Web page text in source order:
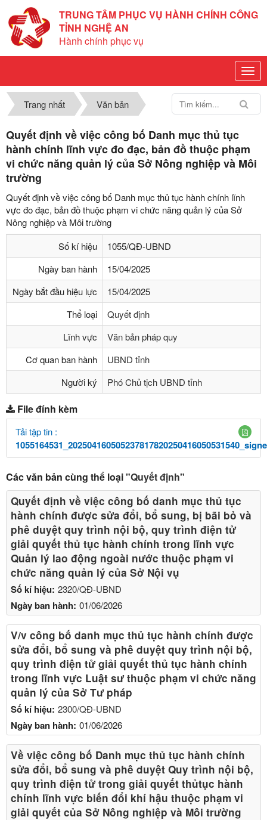
TRUNG TÂM PHỤC VỤ HÀNH CHÍNH CÔNG
TỈNH NGHỆ AN
Hành chính phục vụ
Trang nhất Văn bản
Quyết định về việc công bố Danh mục thủ tục
hành chính lĩnh vực đo đạc, bản đồ thuộc phạm
vi chức năng quản lý của Sở Nông nghiệp và Môi
trường
Quyết định về việc công bố Danh mục thủ tục hành chính lĩnh
vực đo đạc, bản đồ thuộc phạm vi chức năng quản lý của Sở
Nông nghiệp và Môi trường
Số kí hiệu
1055/QĐ-UBND
Ngày ban hành
15/04/2025
Ngày bắt đầu hiệu lực
15/04/2025
Thể loại
Quyết định
Lĩnh vực
Văn bản pháp quy
Cơ quan ban hành
UBND tỉnh
Người ký
Phó Chủ tịch UBND tỉnh
File đính kèm
Tải tập tin :
Các văn bản cùng thể loại"Quyết định"
Số kí hiệu: 2320/QĐ-UBND
Ngày ban hành: 01/06/2026
Quyết định về việc công bố danh mục thủ tục
hành chính được sửa đổi, bổ sung, bị bãi bỏ và
phê duyệt quy trình nội bộ, quy trình điện tử
giải quyết thủ tục hành chính trong lĩnh vực
Quản lý lao động ngoài nước thuộc phạm vi
chức năng quản lý của Sở Nội vụ
Số kí hiệu: 2300/QĐ-UBND
Ngày ban hành: 01/06/2026
V/v công bố danh mục thủ tục hành chính được
sửa đổi, bổ sung và phê duyệt quy trình nội bộ,
quy trình điện tử giải quyết thủ tục hành chính
trong lĩnh vực Luật sư thuộc phạm vi chức năng
quản lý của Sở Tư pháp
Về việc công bố Danh mục thủ tục hành chính
sửa đổi, bổ sung và phê duyệt Quy trình nội bộ,
quy trình điện tử trong giải quyết thủtục hành
chính lĩnh vực biến đổi khí hậu thuộc phạm vi
giải quyết của Sở Nông nghiệp và Môi trường